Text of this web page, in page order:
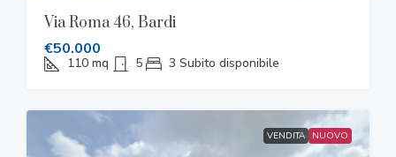
Via Roma 46, Bardi
€50.000
110 mq 5 3 Subito disponibile
VENDITA NUOVO